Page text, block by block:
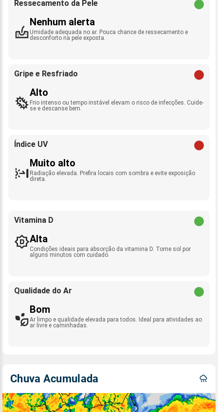
Ressecamento da Pele
Nenhum alerta
Umidade adequada no ar. Pouca chance de ressecamento e
desconforto na pele exposta.
Gripe e Resfriado
Alto
Frio intenso ou tempo instável elevam o risco de infecções. Cuide-
se e descanse bem.
Índice UV
Muito alto
Radiação elevada. Prefira locais com sombra e evite exposição
direta.
Vitamina D
Alta
Condições ideais para absorção da vitamina D. Tome sol por
alguns minutos com cuidado.
Qualidade do Ar
Bom
Ar limpo e qualidade elevada para todos. Ideal para atividades ao
ar livre e caminhadas.
Chuva Acumulada